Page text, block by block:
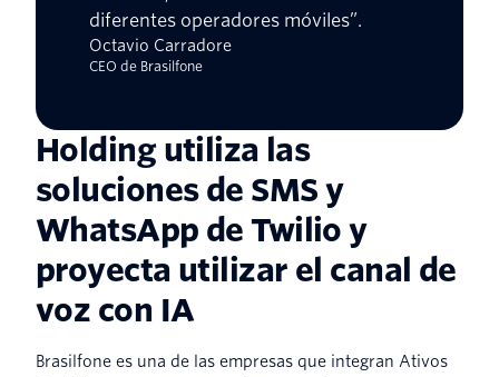
diferentes operadores móviles”.
Octavio Carradore
CEO de Brasilfone
Holding utiliza las
soluciones de SMS y
WhatsApp de Twilio y
proyecta utilizar el canal de
voz con IA
Brasilfone es una de las empresas que integran Ativos